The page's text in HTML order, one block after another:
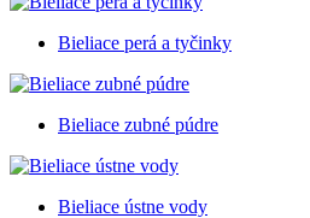
Bieliace perá a tyčinky
Bieliace zubné púdre
Bieliace ústne vody